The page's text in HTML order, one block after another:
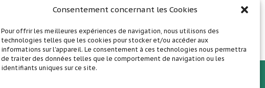
Consentement concernant les Cookies
Pour offrir les meilleures expériences de navigation, nous utilisons des
technologies telles que les cookies pour stocker et/ou accéder aux
informations sur l'appareil. Le consentement à ces technologies nous permettra
de traiter des données telles que le comportement de navigation ou les
identifiants uniques sur ce site.
Abonnez vous !